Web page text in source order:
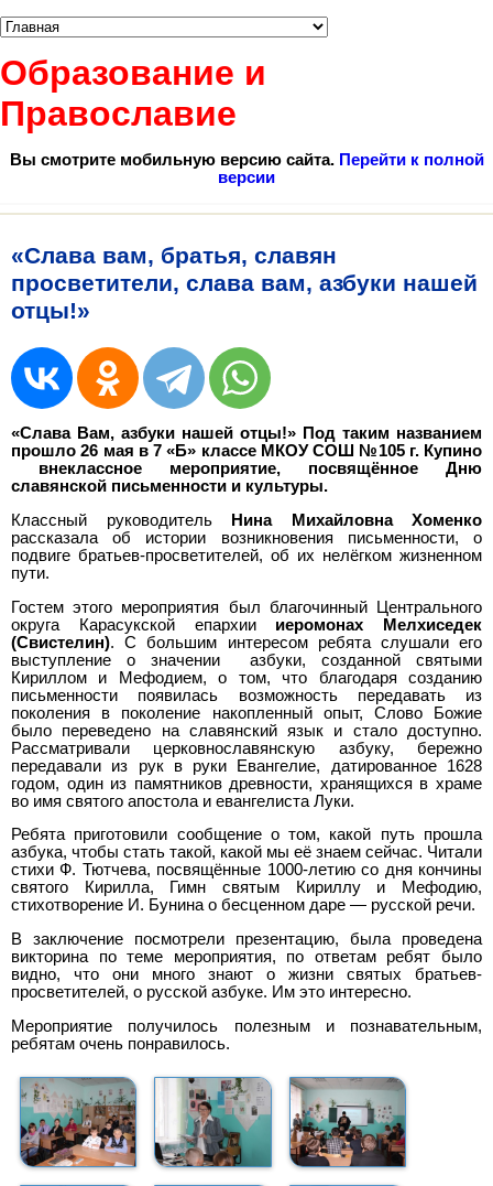
Образование и
Православие
Вы смотрите мобильную версию сайта. Перейти к полной
версии
«Слава вам, братья, славян
просветители, слава вам, азбуки нашей
отцы!»
«Слава Вам, азбуки нашей отцы!» Под таким названием
прошло 26 мая в 7 «Б» классе МКОУ СОШ №105 г. Купино
внеклассное мероприятие, посвящённое Дню
славянской письменности и культуры.
Классный руководитель
Нина Михайловна Хоменко
рассказала об истории возникновения письменности, о
подвиге братьев-просветителей, об их нелёгком жизненном
пути.
Гостем этого мероприятия был благочинный Центрального
округа Карасукской епархии иеромонах Мелхиседек
(Свистелин). С большим интересом ребята слушали его
выступление о значении азбуки, созданной святыми
Кириллом и Мефодием, о том, что благодаря созданию
письменности появилась возможность передавать из
поколения в поколение накопленный опыт, Слово Божие
было переведено на славянский язык и стало доступно.
Рассматривали церковнославянскую азбуку, бережно
передавали из рук в руки Евангелие, датированное 1628
годом, один из памятников древности, хранящихся в храме
во имя святого апостола и евангелиста Луки.
Ребята приготовили сообщение о том, какой путь прошла
азбука, чтобы стать такой, какой мы её знаем сейчас. Читали
стихи Ф. Тютчева, посвящённые 1000-летию со дня кончины
святого Кирилла, Гимн святым Кириллу и Мефодию,
стихотворение И. Бунина о бесценном даре — русской речи.
В заключение посмотрели презентацию, была проведена
викторина по теме мероприятия, по ответам ребят было
видно, что они много знают о жизни святых братьев-
просветителей, о русской азбуке. Им это интересно.
Мероприятие получилось полезным и познавательным,
ребятам очень понравилось.